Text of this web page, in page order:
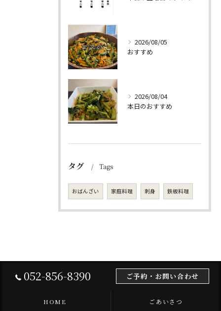
2026/08/05
おすすめ
2026/08/04
本日のおすすめ
タグ Tags
おばんざい 家庭料理 刺身 鉄板料理
052-856-8390 ご予約・お問い合わせ
HOME ごあいさつ